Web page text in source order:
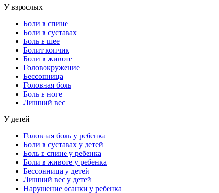
У взрослых
Боли в спине
Боли в суставах
Боль в шее
Болит копчик
Боли в животе
Головокружение
Бессонница
Головная боль
Боль в ноге
Лишний вес
У детей
Головная боль у ребенка
Боли в суставах у детей
Боль в спине у ребенка
Боли в животе у ребенка
Бессонница у детей
Лишний вес у детей
Нарушение осанки у ребенка